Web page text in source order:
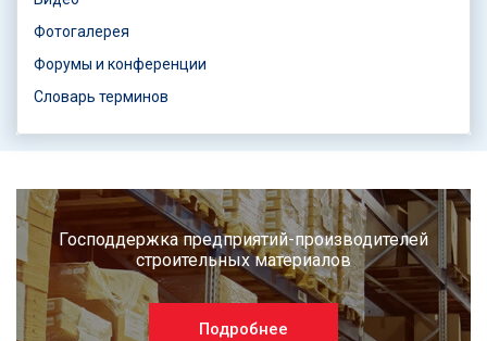
Фотогалерея
Форумы и конференции
Словарь терминов
Господдержка предприятий-производителей
строительных материалов
Подробнее